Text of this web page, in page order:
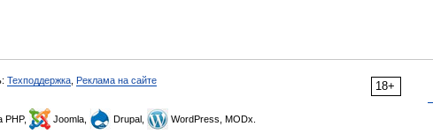
18+
Техподдержка Реклама на сайте
PHP, Joomla, Drupal, WordPress, MODx.